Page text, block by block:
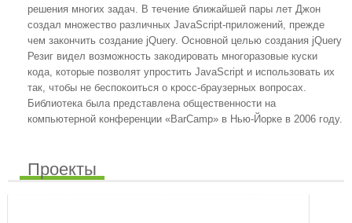
решения многих задач. В течение ближайшей пары лет Джон
создал множество различных JavaScript-приложений, прежде
чем закончить создание jQuery. Основной целью создания jQuery
Резиг видел возможность закодировать многоразовые куски
кода, которые позволят упростить JavaScript и использовать их
так, чтобы не беспокоиться о кросс-браузерных вопросах.
Библиотека была представлена общественности на
компьютерной конференции «BarCamp» в Нью-Йорке в 2006 году.
Проекты